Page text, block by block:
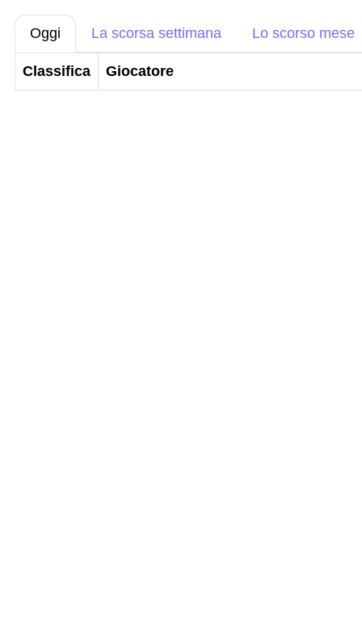
Oggi La scorsa settimana Lo scorso mese
Classifica Giocatore